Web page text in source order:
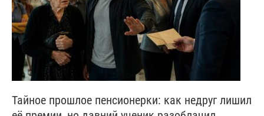
Тайное прошлое пенсионерки: как недруг лишил